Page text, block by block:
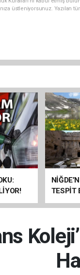
üstleniyorsunuz.
TESPİT
SOMUT